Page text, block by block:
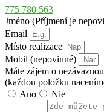
775 780 563
Jméno (Příjmení je
Email
Místo realizace
Mobil (nepovinné)
Máte zájem o
(každou položku
Ano
Nie